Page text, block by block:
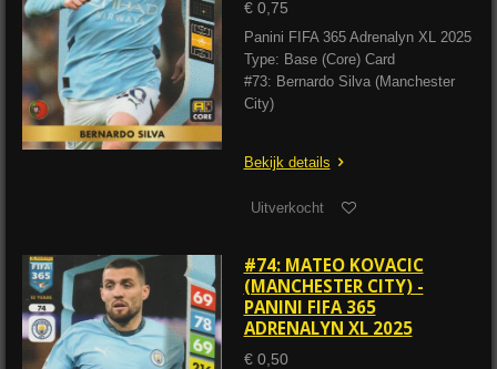
€ 0,75
Panini FIFA 365 Adrenalyn XL 2025
Type: Base (Core) Card
#73: Bernardo Silva (Manchester
City)
Bekijk details
Uitverkocht
#74: MATEO KOVACIC
(MANCHESTER CITY) -
PANINI FIFA 365
ADRENALYN XL 2025
€ 0,50